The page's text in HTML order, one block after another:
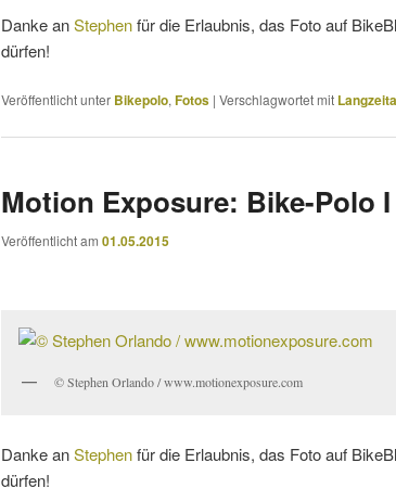
Danke anStephenfür die Erlaubnis, das Foto auf
dürfen!
Veröffentlicht unter Bikepolo,Fotos | Verschlagwortet mit
Motion Exposure: Bike-Polo I
Veröffentlicht am 01.05.2015
© Stephen Orlando / www.motionexposure.com
Danke anStephenfür die Erlaubnis, das Foto auf
dürfen!